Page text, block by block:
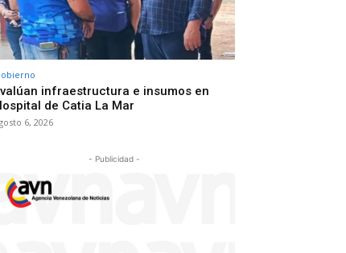
infraestructura e insumos en
de Catia La Mar
6, 2026
- Publicidad -